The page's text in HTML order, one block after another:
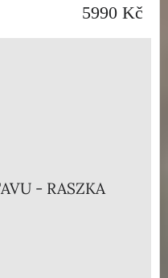
5990 Kč
- RASZKA